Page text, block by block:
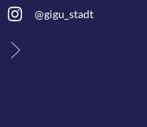
@gigu_stadt